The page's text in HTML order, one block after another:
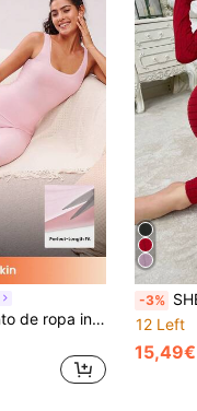
LUVLETTE Conjunto de ropa interior térmica para mujer, capa base ultrasuave, conjunto de pijama de invierno cálido para clima frío, chaleco de cuello redondo y pantalones largos, conjunto ligero y cálido
-3% SHEIN
12 Left
15,49€